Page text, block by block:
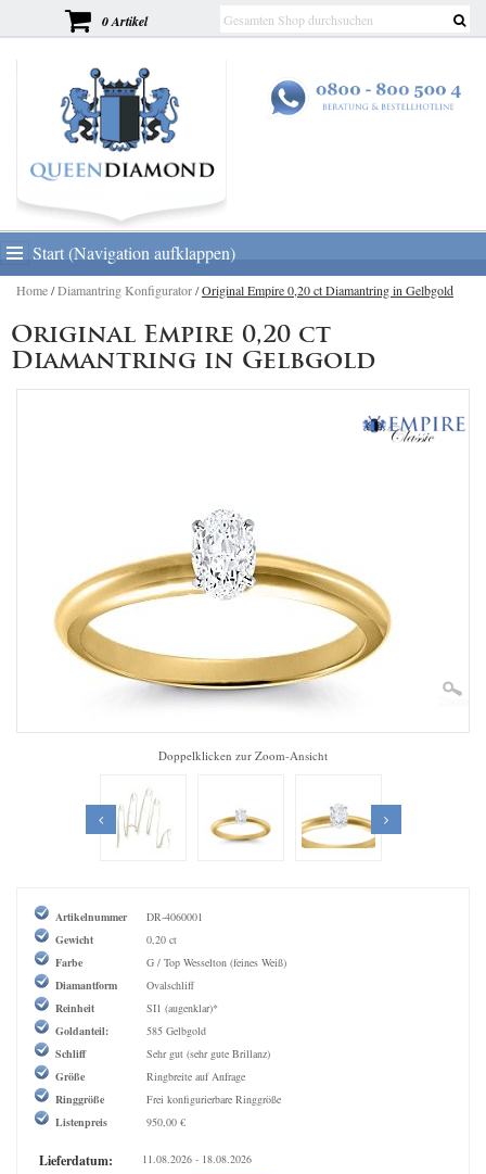
0 Artikel
Start (Navigation aufklappen)
Home/Diamantring Konfigurator/Original Empire 0,20 ct Diamantring in Gelbgold
Original Empire 0,20 ct
Diamantring in Gelbgold
Zoom
Doppelklicken zur Zoom-Ansicht
Artikelnummer
DR-4060001
Gewicht
0,20 ct
Farbe
G / Top Wesselton (feines Weiß)
Diamantform
Ovalschliff
Reinheit
SI1 (augenklar)*
Goldanteil:
585 Gelbgold
Schliff
Sehr gut (sehr gute Brillanz)
Größe
Ringbreite auf Anfrage
Ringgröße
Frei konfigurierbare Ringgröße
Listenpreis
950,00 €
Lieferdatum: 11.08.2026 - 18.08.2026